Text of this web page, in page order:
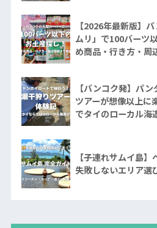
【2026年最新版】
ムリ」で100バーツ
め商品・行き方・周
【バンコク発】パ
ツアーが想像以上に
でタイのローカル海
【子連れサムイ島
失敗しないエリア選